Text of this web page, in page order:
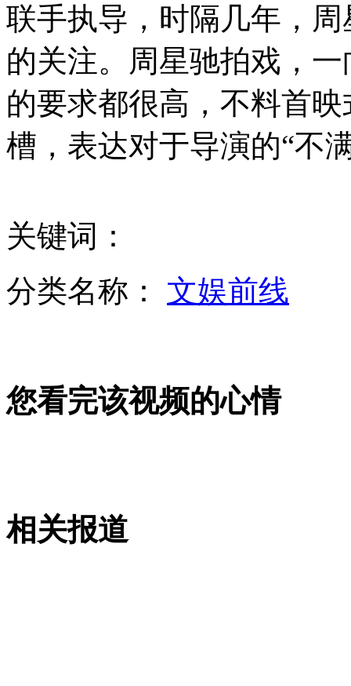
千吨级海监船入列 中国海洋维权力大增
专家：所谓美在钓岛问题上"不选边站"是假话
山西运城恶犬咬伤多人 警民合力深夜将其击毙
女孩北京地铁殴打老人 痛下狠手拳打脚踢
外交部：反对强权政治霸凌主义
联手执导，时隔几年，
的关注。周星驰拍戏，
的要求都很高，不料首
槽，表达对于导演的“不
关键词：
分类名称： 文娱前线
您看完该视频的心情
相关报道